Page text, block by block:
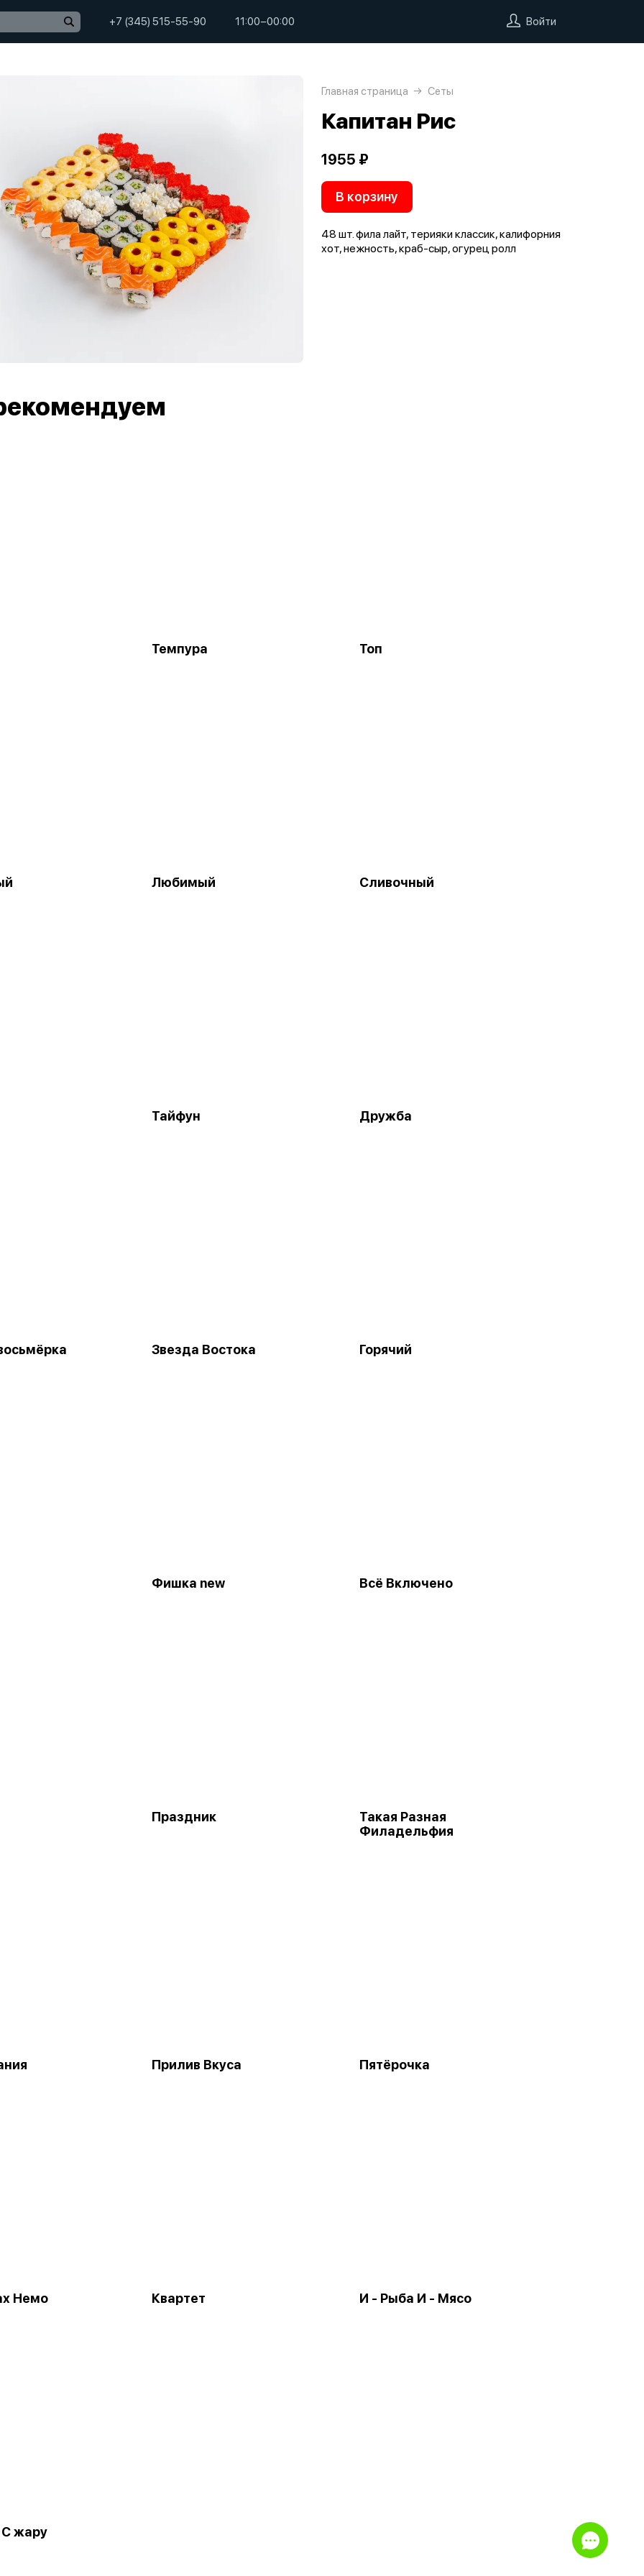
+7 (345) 515-55-90 11:00−00:00 Войти
Главная страница Сеты
Капитан Рис
1955 ₽
В корзину
48 шт. фила лайт, терияки классик, калифорния
хот, нежность, краб-сыр, огурец ролл
Темпура Топ
Любимый Сливочный
Тайфун Дружба
Звезда Востока Горячий
Фишка new Всё Включено
Праздник
Такая Разная
Филадельфия
Прилив Вкуса Пятёрочка
Немо Квартет И - Рыба И - Мясо
жару